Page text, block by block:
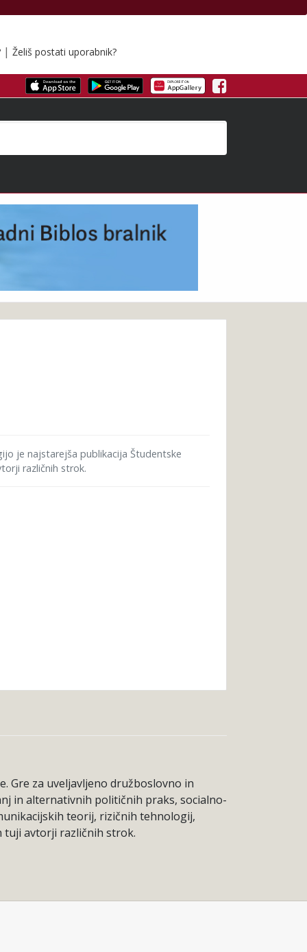
Facebook
| Želiš postati uporabnik?
je najstarejša publikacija Študentske
različnih strok.
Gre za uveljavljeno družboslovno in
in alternativnih političnih praks, socialno-
teorij, rizičnih tehnologij,
tuji avtorji različnih strok.